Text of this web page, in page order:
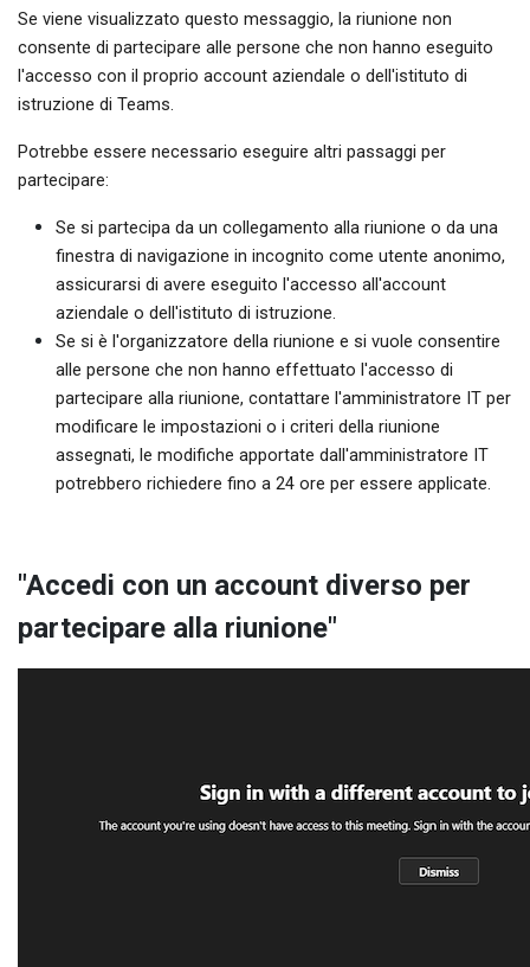
Se viene visualizzato questo messaggio, la riunione non
consente di partecipare alle persone che non hanno eseguito
l'accesso con il proprio account aziendale o dell'istituto di
istruzione di Teams.
Potrebbe essere necessario eseguire altri passaggi per
partecipare:
Se si partecipa da un collegamento alla riunione o da una
finestra di navigazione in incognito come utente anonimo,
assicurarsi di avere eseguito l'accesso all'account
aziendale o dell'istituto di istruzione.
Se si è l'organizzatore della riunione e si vuole consentire
alle persone che non hanno effettuato l'accesso di
partecipare alla riunione, contattare l'amministratore IT per
modificare le impostazioni o i criteri della riunione
assegnati, le modifiche apportate dall'amministratore IT
potrebbero richiedere fino a 24 ore per essere applicate.
"Accedi con un account diverso per
partecipare alla riunione"